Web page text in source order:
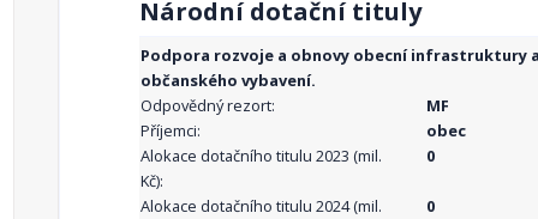
Národní dotační tituly
Podpora rozvoje a obnovy obecní infrastruktury
občanského vybavení.
Odpovědný rezort:
MF
Příjemci:
obec
Alokace dotačního titulu 2023 (mil.
Kč):
0
Alokace dotačního titulu 2024 (mil.
0